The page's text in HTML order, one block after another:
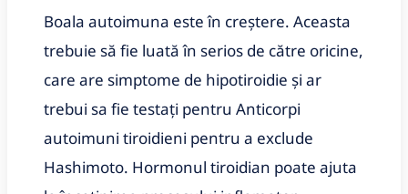
Boala autoimuna este în creștere. Aceasta
trebuie să fie luată în serios de către oricine,
care are simptome de hipotiroidie și ar
trebui sa fie testați pentru Anticorpi
autoimuni tiroidieni pentru a exclude
Hashimoto. Hormonul tiroidian poate ajuta